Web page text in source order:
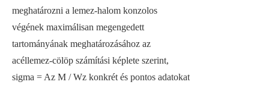
meghatározni a lemez-halom konzolos
végének maximálisan megengedett
tartományának meghatározásához az
acéllemez-cölöp számítási képlete szerint,
sigma = Az M / Wz konkrét és pontos adatokat